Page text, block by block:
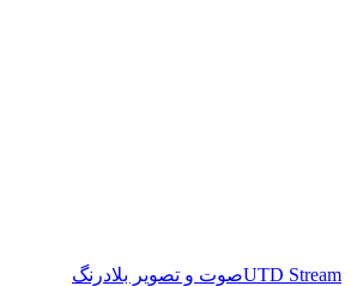
UTD Streamصوت و تصویر بلادرنگ